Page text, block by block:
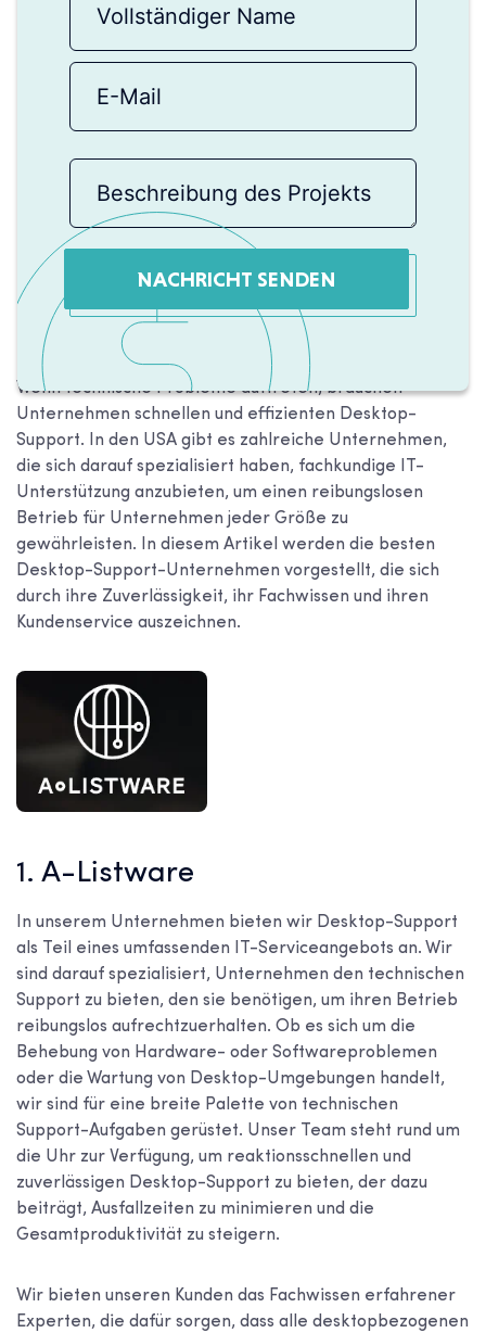
NACHRICHT SENDEN
Wenn technische Probleme auftreten, brauchen
Unternehmen schnellen und effizienten Desktop-
Support. In den USA gibt es zahlreiche Unternehmen,
die sich darauf spezialisiert haben, fachkundige IT-
Unterstützung anzubieten, um einen reibungslosen
Betrieb für Unternehmen jeder Größe zu
gewährleisten. In diesem Artikel werden die besten
Desktop-Support-Unternehmen vorgestellt, die sich
durch ihre Zuverlässigkeit, ihr Fachwissen und ihren
Kundenservice auszeichnen.
1. A-Listware
In unserem Unternehmen bieten wir Desktop-Support
als Teil eines umfassenden IT-Serviceangebots an. Wir
sind darauf spezialisiert, Unternehmen den technischen
Support zu bieten, den sie benötigen, um ihren Betrieb
reibungslos aufrechtzuerhalten. Ob es sich um die
Behebung von Hardware- oder Softwareproblemen
oder die Wartung von Desktop-Umgebungen handelt,
wir sind für eine breite Palette von technischen
Support-Aufgaben gerüstet. Unser Team steht rund um
die Uhr zur Verfügung, um reaktionsschnellen und
zuverlässigen Desktop-Support zu bieten, der dazu
beiträgt, Ausfallzeiten zu minimieren und die
Gesamtproduktivität zu steigern.
Wir bieten unseren Kunden das Fachwissen erfahrener
Experten, die dafür sorgen, dass alle desktopbezogenen